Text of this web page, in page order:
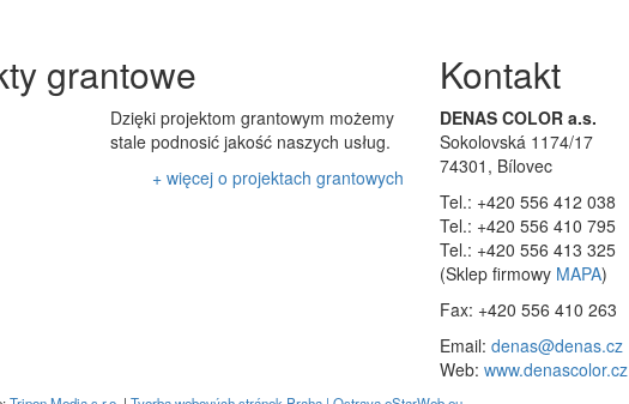
grantowe
Dzięki projektom grantowym możemy
stale podnosić jakość naszych usług.
+ więcej o projektach grantowych
Kontakt
DENAS COLOR a.s.
Sokolovská 1174/17
74301, Bílovec
Tel.: +420 556 412 038
Tel.: +420 556 410 795
Tel.: +420 556 413 325
(Sklep firmowy MAPA)
Fax: +420 556 410 263
Email:denas@denas.cz
Web:www.denascolor.cz